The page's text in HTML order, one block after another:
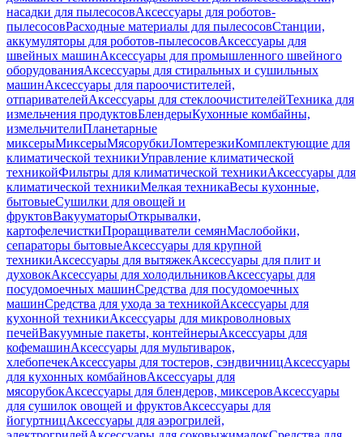
насадки для пылесосовАксессуары для роботов-
пылесосовРасходные материалы для пылесосовСтанции,
аккумуляторы для роботов-пылесосовАксессуары для
швейных машинАксессуары для промышленного швейного
оборудованияАксессуары для стиральных и сушильных
машинАксессуары для пароочистителей,
отпаривателейАксессуары для стеклоочистителейТехника для
измельчения продуктовБлендерыКухонные комбайны,
измельчителиПланетарные
миксерыМиксерыМясорубкиЛомтерезкиКомплектующие для
климатической техникиУправление климатической
техникойФильтры для климатической техникиАксессуары для
климатической техникиМелкая техникаВесы кухонные,
бытовыеСушилки для овощей и
фруктовВакууматорыОткрывалки,
картофелечисткиПроращиватели семянМаслобойки,
сепараторы бытовыеАксессуары для крупной
техникиАксессуары для вытяжекАксессуары для плит и
духовокАксессуары для холодильниковАксессуары для
посудомоечных машинСредства для посудомоечных
машинСредства для ухода за техникойАксессуары для
кухонной техникиАксессуары для микроволновых
печейВакуумные пакеты, контейнерыАксессуары для
кофемашинАксессуары для мультиварок,
хлебопечекАксессуары для тостеров, сэндвичницАксессуары
для кухонных комбайновАксессуары для
мясорубокАксессуары для блендеров, миксеровАксессуары
для сушилок овощей и фруктовАксессуары для
йогуртницАксессуары для аэрогрилей,